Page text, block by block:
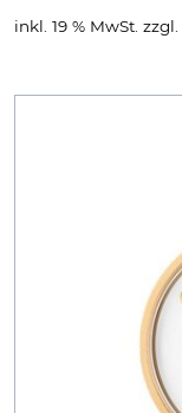
inkl. 19 % MwSt. zzgl.